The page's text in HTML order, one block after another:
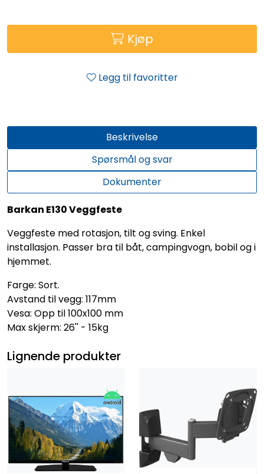
Kjøp
Legg til favoritter
Beskrivelse
Spørsmål og svar
Dokumenter
Barkan E130 Veggfeste
Veggfeste med rotasjon, tilt og sving. Enkel
installasjon. Passer bra til båt, campingvogn, bobil og i
hjemmet.
Farge: Sort.
Avstand til vegg: 117mm
Vesa: Opp til 100x100 mm
Max skjerm: 26'' - 15kg
Lignende produkter